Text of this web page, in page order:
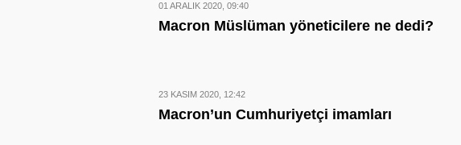
01 ARALIK 2020, 09:40
Macron Müslüman yöneticilere ne dedi?
23 KASIM 2020, 12:42
Macron’un Cumhuriyetçi imamları